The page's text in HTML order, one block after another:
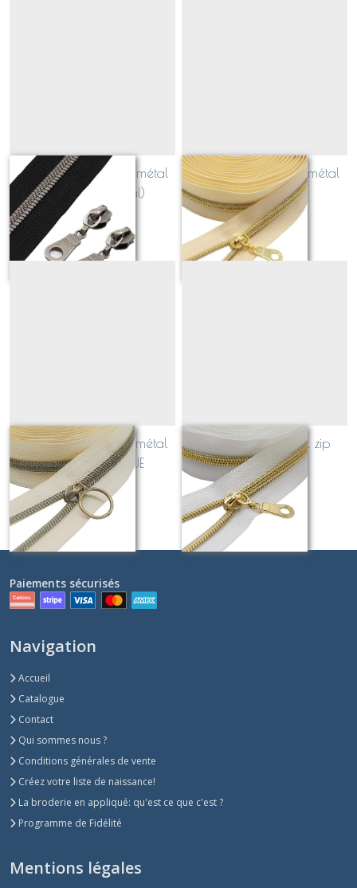
bordure NOIRE _ zip métal
ACIER (gun métal)
Sur demande
bordure ECRUE _ zip métal
OR
Sur demande
bordure ECRUE _ zip métal
LAITON ANTIQUE
Sur demande
bordure BLANCHE_ zip
métal OR
Sur demande
Paiements sécurisés
Navigation
Accueil
Catalogue
Contact
Qui sommes nous ?
Conditions générales de vente
Créez votre liste de naissance!
La broderie en appliqué: qu'est ce que c'est ?
Programme de Fidélité
Mentions légales